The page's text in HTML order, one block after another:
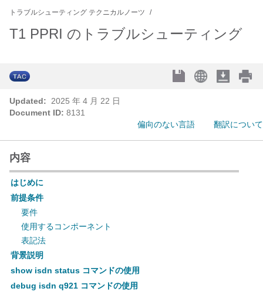
トラブルシューティング テクニカルノーツ
T1 PPRI のトラブルシューティング
Updated:
2025 年 4 月 22 日
Document ID: 8131
偏向のない言語
翻訳について
内容
はじめに
前提条件
要件
使用するコンポーネント
表記法
背景説明
show isdn status コマンドの使用
debug isdn q921 コマンドの使用